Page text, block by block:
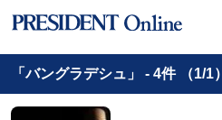
「バングラデシュ」 - 4件 （1/1）